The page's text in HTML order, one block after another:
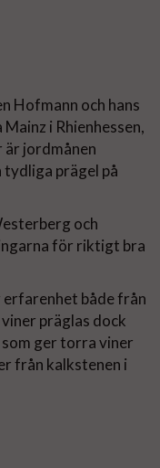
Hofmann och hans
i Rhienhessen,
är jordmånen
prägel på
och
för riktigt bra
erfarenhet både från
präglas dock
som ger torra viner
från kalkstenen i